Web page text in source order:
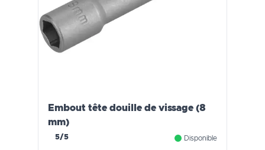
Embout tête douille de vissage (8
mm)
5/5 Disponible